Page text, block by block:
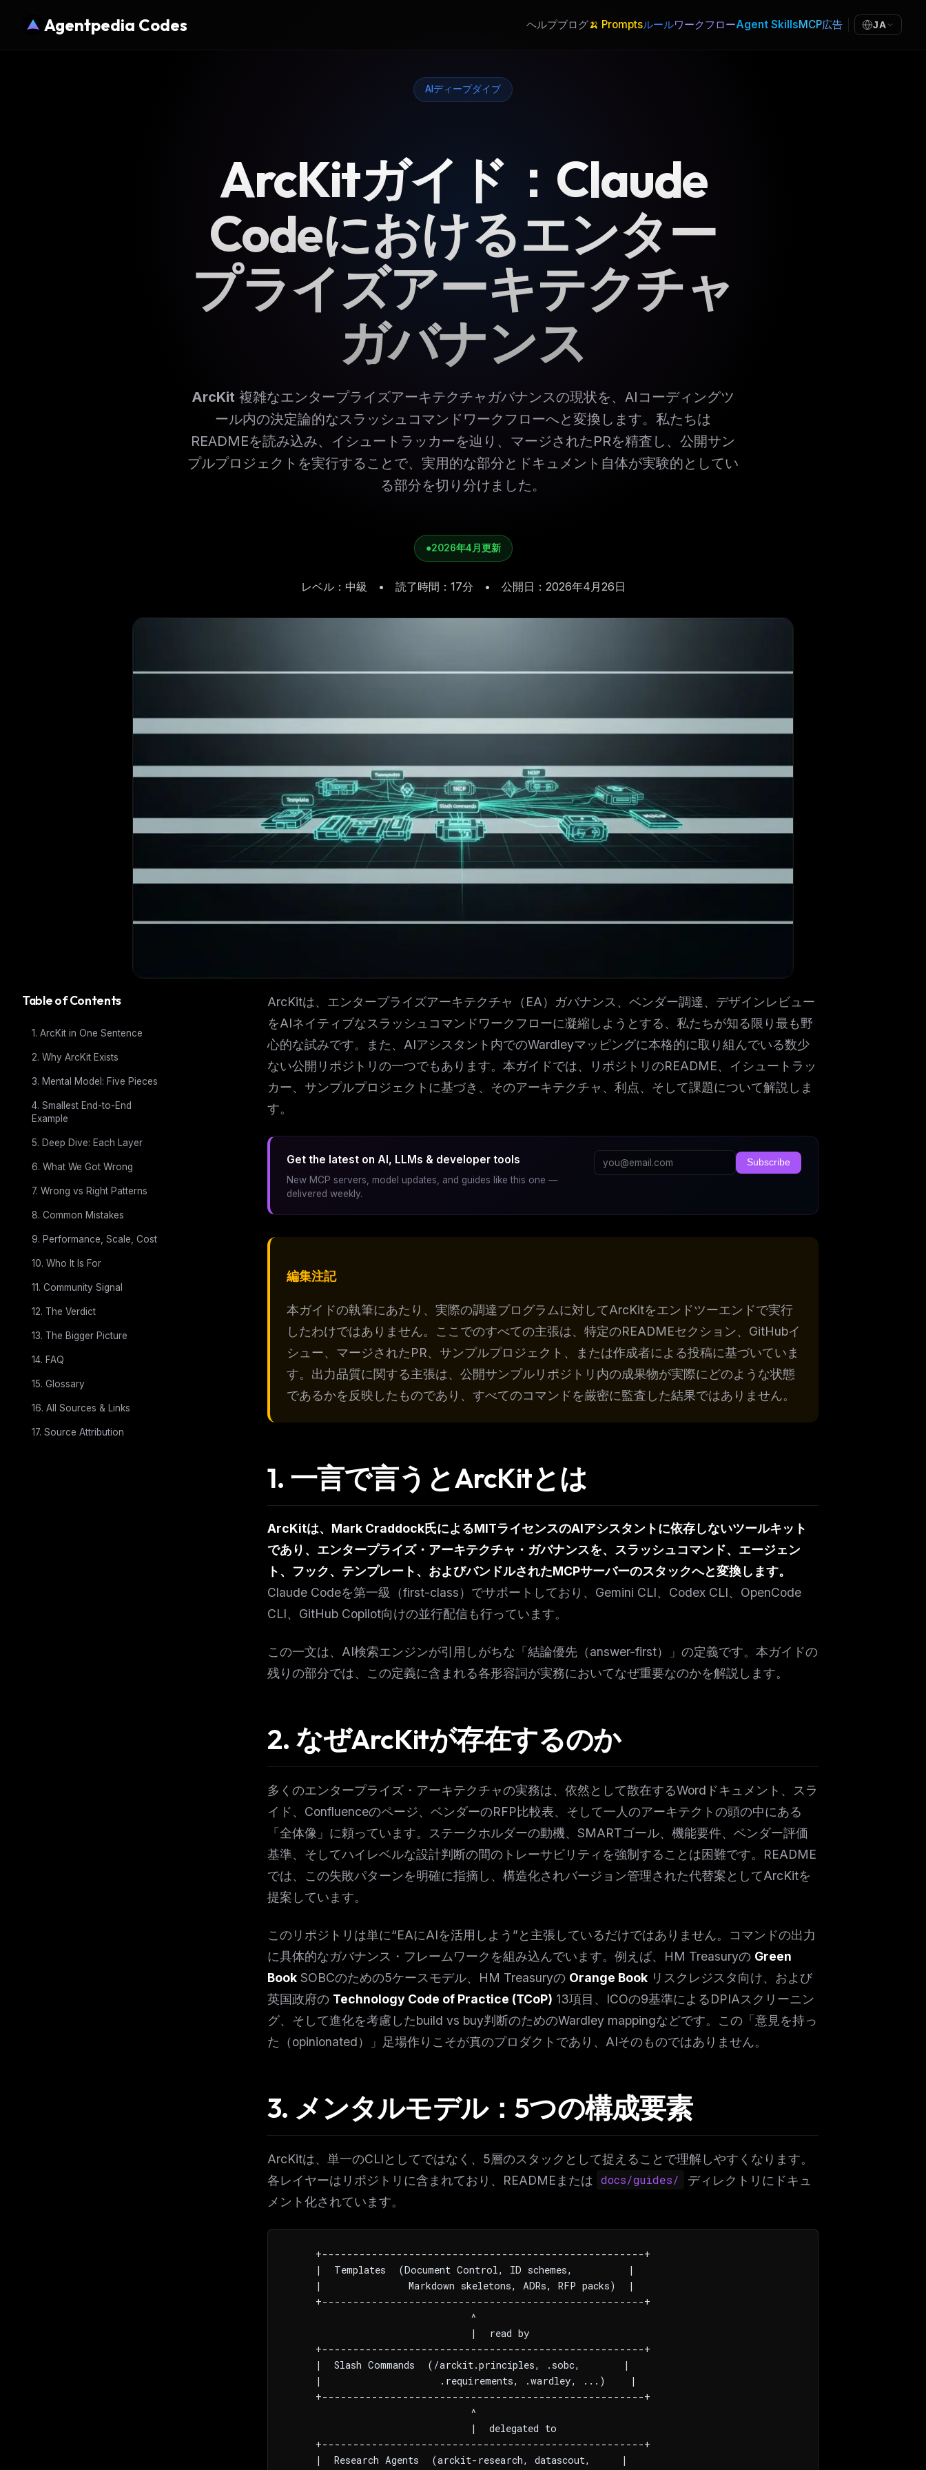
Agentpedia Codes ヘルプブログ🍌 PromptsルールワークフローAgent SkillsMCP広告 JA
AIディープダイブ
ArcKitガイド：Claude
Codeにおけるエンター
プライズアーキテクチャ
ガバナンス
ArcKit 複雑なエンタープライズアーキテクチャガバナンスの現状を、AIコーディングツ
ール内の決定論的なスラッシュコマンドワークフローへと変換します。私たちは
READMEを読み込み、イシュートラッカーを辿り、マージされたPRを精査し、公開サン
プルプロジェクトを実行することで、実用的な部分とドキュメント自体が実験的としてい
る部分を切り分けました。
●2026年4月更新
レベル：中級 • 読了時間：17分 • 公開日：2026年4月26日
Table of Contents
1. ArcKit in One Sentence
2. Why ArcKit Exists
3. Mental Model: Five Pieces
4. Smallest End-to-End
Example
5. Deep Dive: Each Layer
6. What We Got Wrong
7. Wrong vs Right Patterns
8. Common Mistakes
9. Performance, Scale, Cost
10. Who It Is For
11. Community Signal
12. The Verdict
13. The Bigger Picture
14. FAQ
15. Glossary
16. All Sources & Links
17. Source Attribution
ArcKitは、エンタープライズアーキテクチャ（EA）ガバナンス、ベンダー調達、デザインレビュー
をAIネイティブなスラッシュコマンドワークフローに凝縮しようとする、私たちが知る限り最も野
心的な試みです。また、AIアシスタント内でのWardleyマッピングに本格的に取り組んでいる数少
ない公開リポジトリの一つでもあります。本ガイドでは、リポジトリのREADME、イシュートラッ
カー、サンプルプロジェクトに基づき、そのアーキテクチャ、利点、そして課題について解説しま
す。
Get the latest on AI, LLMs & developer tools
New MCP servers, model updates, and guides like this one —
delivered weekly.
Subscribe
編集注記
本ガイドの執筆にあたり、実際の調達プログラムに対してArcKitをエンドツーエンドで実行
したわけではありません。ここでのすべての主張は、特定のREADMEセクション、GitHubイ
シュー、マージされたPR、サンプルプロジェクト、または作成者による投稿に基づいていま
す。出力品質に関する主張は、公開サンプルリポジトリ内の成果物が実際にどのような状態
であるかを反映したものであり、すべてのコマンドを厳密に監査した結果ではありません。
1. 一言で言うとArcKitとは
ArcKitは、Mark Craddock氏によるMITライセンスのAIアシスタントに依存しないツールキット
であり、エンタープライズ・アーキテクチャ・ガバナンスを、スラッシュコマンド、エージェン
ト、フック、テンプレート、およびバンドルされたMCPサーバーのスタックへと変換します。
Claude Codeを第一級（first-class）でサポートしており、Gemini CLI、Codex CLI、OpenCode
CLI、GitHub Copilot向けの並行配信も行っています。
この一文は、AI検索エンジンが引用しがちな「結論優先（answer-first）」の定義です。本ガイドの
残りの部分では、この定義に含まれる各形容詞が実務においてなぜ重要なのかを解説します。
2. なぜArcKitが存在するのか
多くのエンタープライズ・アーキテクチャの実務は、依然として散在するWordドキュメント、スラ
イド、Confluenceのページ、ベンダーのRFP比較表、そして一人のアーキテクトの頭の中にある
「全体像」に頼っています。ステークホルダーの動機、SMARTゴール、機能要件、ベンダー評価
基準、そしてハイレベルな設計判断の間のトレーサビリティを強制することは困難です。README
では、この失敗パターンを明確に指摘し、構造化されバージョン管理された代替案としてArcKitを
提案しています。
このリポジトリは単に“EAにAIを活用しよう”と主張しているだけではありません。コマンドの出力
に具体的なガバナンス・フレームワークを組み込んでいます。例えば、HM Treasuryの Green
Book SOBCのための5ケースモデル、HM Treasuryの Orange Book リスクレジスタ向け、および
英国政府の Technology Code of Practice (TCoP) 13項目、ICOの9基準によるDPIAスクリーニン
グ、そして進化を考慮したbuild vs buy判断のためのWardley mappingなどです。この「意見を持っ
た（opinionated）」足場作りこそが真のプロダクトであり、AIそのものではありません。
3. メンタルモデル：5つの構成要素
ArcKitは、単一のCLIとしてではなく、5層のスタックとして捉えることで理解しやすくなります。
各レイヤーはリポジトリに含まれており、READMEまたは docs/guides/
ディレクトリにドキュ
メント化されています。
     +----------------------------------------------------+
     |  Templates  (Document Control, ID schemes,         |
     |              Markdown skeletons, ADRs, RFP packs)  |
     +----------------------------------------------------+
                              ^
                              |  read by
     +----------------------------------------------------+
     |  Slash Commands  (/arckit.principles, .sobc,       |
     |                   .requirements, .wardley, ...)    |
     +----------------------------------------------------+
                              ^
                              |  delegated to
     +----------------------------------------------------+
     |  Research Agents  (arckit-research, datascout,     |
THIS WEEK'S DIGEST
week
drop
pack
Free · Weekly · 2 min read
The weekly digest forAI builders
workflow updates — one email, no noise.
Email address
Get the weekly digest
Maybe later